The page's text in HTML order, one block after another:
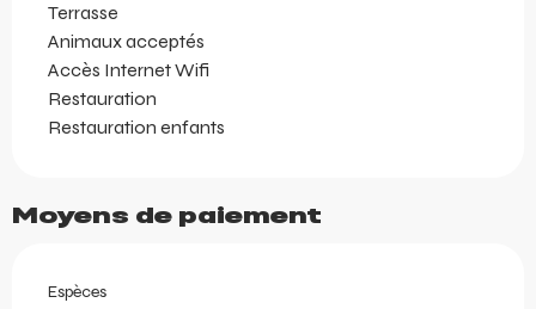
Terrasse
Animaux acceptés
Accès Internet Wifi
Restauration
Restauration enfants
Moyens de paiement
Espèces